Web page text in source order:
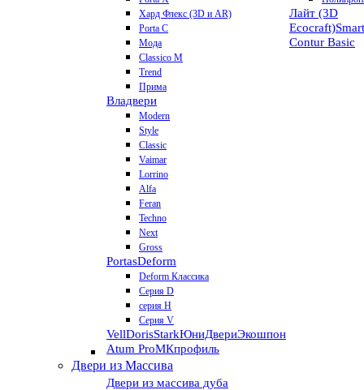
Хард Флекс (3D и AR)
Porta C
Мода
Classico M
Trend
Прима
Владвери
Modern
Style
Classic
Vaimar
Lorrino
Alfa
Feran
Techno
Next
Gross
PortasDeform
Deform Классика
Серия D
серия H
Серия V
VellDorisStarkЮниДвериЭкошпон
Atum ProМКпрофиль
Лайт (3D
Ecocraft)Smart
Contur Basic
Двери из Массива
Двери из массива дуба